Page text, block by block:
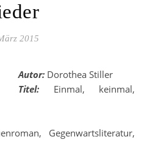
2015
Autor: Dorothea Stiller
Titel: Einmal, keinmal,
Gegenwartsliteratur,